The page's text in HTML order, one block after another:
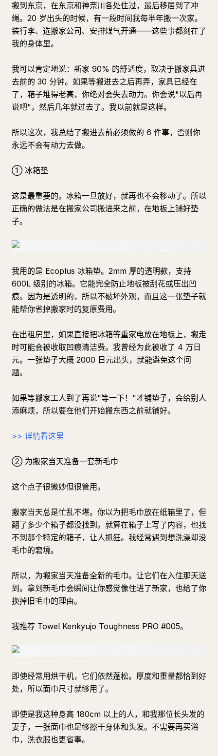
搬到东京，在东京和神奈川各处住过，最后移居到了冲
绳。20 岁出头的时候，有一段时间我每半年搬一次家。
装行李、选搬家公司、安排煤气开通——这些事都刻在了
我的身体里。
我可以肯定地说：新家 90% 的舒适度，取决于搬家具进
去前的 30 分钟。如果等搬进去之后再弄，家具已经在
了，箱子堆得老高，你绝对会失去动力。你会说"以后再
说吧"，然后几年就过去了。我以前就是这样。
所以这次，我总结了搬进去前必须做的 6 件事，否则你
永远不会有动力去做。
① 冰箱垫
这是最重要的。冰箱一旦放好，就再也不会移动了。所以
正确的做法是在搬家公司搬进来之前，在地板上铺好垫
子。
我用的是 Ecoplus 冰箱垫。2mm 厚的透明款，支持
600L 级别的冰箱。它能完全防止地板被刮花或压出凹
痕。因为是透明的，所以不破坏外观，而且这一张垫子就
能帮你省掉搬家时的复原费用。
在出租房里，如果直接把冰箱等重家电放在地板上，搬走
时可能会被收取凹痕清洁费。我曾经为此被收了 4 万日
元。一张垫子大概 2000 日元出头，就能避免这个问
题。
如果等搬家工人到了再说"等一下！"才铺垫子，会给别人
添麻烦，所以要在他们开始搬东西之前就铺好。
>> 详情看这里
② 为搬家当天准备一套新毛巾
这个点子很微妙但很管用。
搬家当天总是忙乱不堪。你以为把毛巾放在纸箱里了，但
翻了多少个箱子都没找到。就算在箱子上写了内容，也找
不到那个特定的箱子，让人抓狂。我经常遇到想洗澡却没
毛巾的窘境。
所以，为搬家当天准备全新的毛巾。让它们在入住那天送
到。拿到新毛巾会瞬间让你感觉像住进了新家，也给了你
换掉旧毛巾的理由。
我推荐 Towel Kenkyujo Toughness PRO #005。
即使经常用烘干机，它们依然蓬松。厚度和重量都恰到好
处，所以面巾尺寸就够用了。
即使是我这种身高 180cm 以上的人，和我那位长头发的
妻子，一张面巾也足够擦干身体和头发。不需要再买浴
巾，洗衣服也更省事。